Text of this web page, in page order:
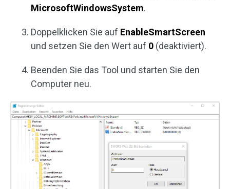
MicrosoftWindowsSystem.
Doppelklicken Sie auf EnableSmartScreen
und setzen Sie den Wert auf 0 (deaktiviert).
Beenden Sie das Tool und starten Sie den
Computer neu.